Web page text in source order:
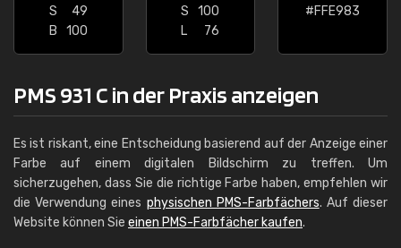
S
49
B
100
S
100
L
76
#FFE983
PMS 931 C in der Praxis anzeigen
Es ist riskant, eine Entscheidung basierend auf der Anzeige einer
Farbe auf einem digitalen Bildschirm zu treffen. Um
sicherzugehen, dass Sie die richtige Farbe haben, empfehlen wir
die Verwendung eines physischen PMS-Farbfächers. Auf dieser
Website können Sie einen PMS-Farbfächer kaufen.